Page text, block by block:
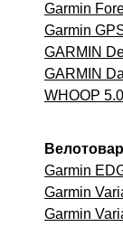
Garmin
Garmin
GARMIN
GARMIN
WHOOP 5.0
Garmin
Garmin
Garmin